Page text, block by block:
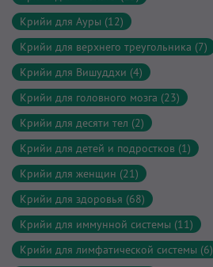
Крийи для Ауры (12)
Крийи для верхнего треугольника (7)
Крийи для Вишуддхи (4)
Крийи для головного мозга (23)
Крийи для десяти тел (2)
Крийи для детей и подростков (1)
Крийи для женщин (21)
Крийи для здоровья (68)
Крийи для иммунной системы (11)
Крийи для лимфатической системы (6)